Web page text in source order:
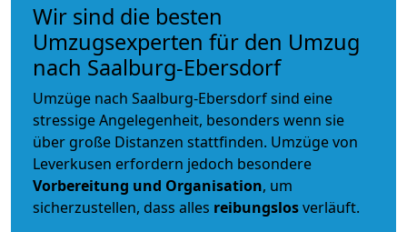
Wir sind die besten
Umzugsexperten für den Umzug
nach Saalburg-Ebersdorf
Umzüge nach Saalburg-Ebersdorf sind eine
stressige Angelegenheit, besonders wenn sie
über große Distanzen stattfinden. Umzüge von
Leverkusen erfordern jedoch besondere
Vorbereitung und Organisation, um
sicherzustellen, dass alles reibungslosverläuft.